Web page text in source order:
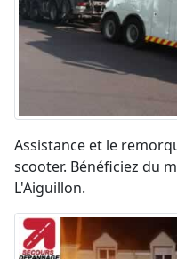
Assistance et le
scooter. Bénéficiez du
L'Aiguillon.